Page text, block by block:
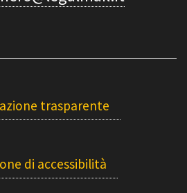
trasparente
di accessibilità